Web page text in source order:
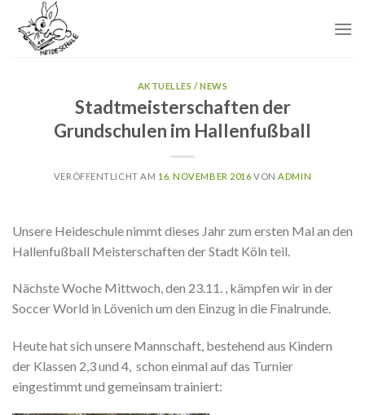
content
AKTUELLES / NEWS
Stadtmeisterschaften der
Grundschulen im Hallenfußball
VERÖFFENTLICHT AM 16. NOVEMBER 2016 VON ADMIN
Unsere Heideschule nimmt dieses Jahr zum ersten Mal an den
Hallenfußball Meisterschaften der Stadt Köln teil.
Nächste Woche Mittwoch, den 23.11. , kämpfen wir in der
Soccer World in Lövenich um den Einzug in die Finalrunde.
Heute hat sich unsere Mannschaft, bestehend aus Kindern
der Klassen 2,3 und 4, schon einmal auf das Turnier
eingestimmt und gemeinsam trainiert: